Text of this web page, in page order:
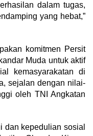
dalam tugas,
yang hebat,”
komitmen Persit
Muda untuk aktif
kemasyarakatan di
sejalan dengan nilai-
oleh TNI Angkatan
dan kepedulian sosial